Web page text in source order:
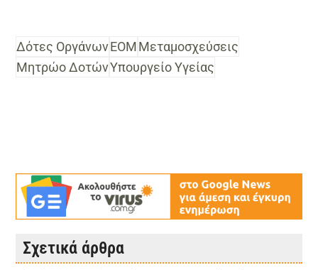
Δότες ΟργάνωνΕΟΜΜεταμοσχεύσεις
Μητρώο ΔοτώνΥπουργείο Υγείας
Σχετικά άρθρα